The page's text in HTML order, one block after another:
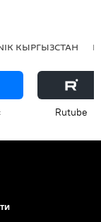
КЫРГЫЗСТАН
Rutube